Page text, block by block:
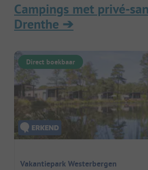
Campings met privé-
Drenthe ➔
Direct boekbaar
Vakantiepark Westerbergen